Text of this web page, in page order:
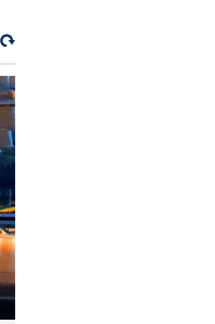
新聞1+1
班“摸魚”公司有權開
嗎？
中國法治觀察
版《防衛白皮書》
禍心
日關注
男足國家隊：未
可期
球之夜